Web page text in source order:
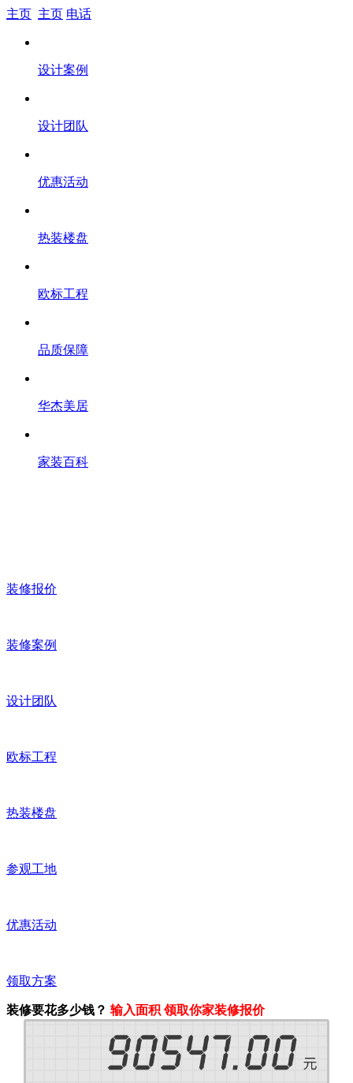
主页 主页 电话
设计案例
设计团队
优惠活动
热装楼盘
欧标工程
品质保障
华杰美居
家装百科
装修报价
装修案例
设计团队
欧标工程
热装楼盘
参观工地
优惠活动
领取方案
装修要花多少钱？ 输入面积 领取你家装修报价